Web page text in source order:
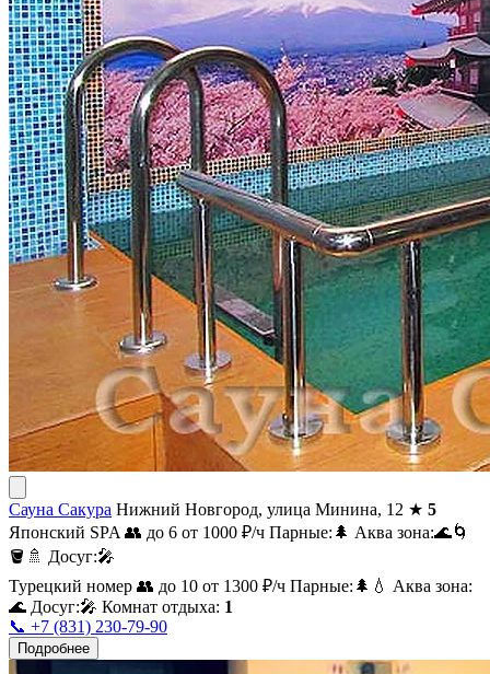
Сауна Сакура Нижний Новгород, улица Минина, 12 ★ 5
Японский SPA 👥 до 6 от 1000 ₽/ч Парные: 🌲 Аква зона:🌊🌀
🪣 🚿 Досуг:🎤
Турецкий номер 👥 до 10 от 1300 ₽/ч Парные: 🌲 💧 Аква зона:
🌊 Досуг:🎤 Комнат отдыха: 1
📞 +7 (831) 230-79-90
Подробнее